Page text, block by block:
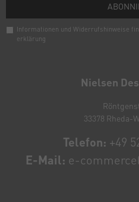
Nielsen
33378 Rheda-
Telefon: +49
E-Mail: e-
Informationen und Widerrufshinweise
erklärung